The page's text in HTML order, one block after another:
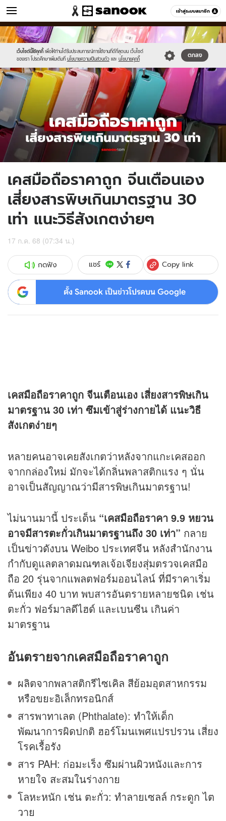
เข้าสู่ระบบสมาชิก
ข่าว หมวดอื่นๆ
เว็บไซต์นี้ใช้คุกกี้ เพื่อให้ท่านได้รับประสบการณ์การใช้งานที่ดีที่สุดบน เว็บไซต์
ของเรา โปรดศึกษาเพิ่มเติมที่ นโยบายความเป็นส่วนตัว และ นโยบายคุกกี้
ตกลง
Sanook
//s.isanook.com/sr/0/images/logo-
new-
sanook.png
600
60
//s.isanook.com/ns/0/ud/1963/9816558/new-
thumbnail1200x720_v2-
20.jpg
เคสมือถือราคาถูก จีนเตือนเอง
เสี่ยงสารพิษเกินมาตรฐาน 30
เท่า แนะวิธีสังเกตง่ายๆ
17 ก.ค. 68 (07:34 น.)
กดฟัง แชร์ Copy link
ตั้ง Sanook เป็นข่าวโปรดบน Google
เคสมือถือราคาถูก จีนเตือนเอง เสี่ยงสารพิษเกิน
มาตรฐาน 30 เท่า ซึมเข้าสู่ร่างกายได้ แนะวิธี
สังเกตง่ายๆ
หลายคนอาจเคยสังเกตว่าหลังจากแกะเคสออก
จากกล่องใหม่ มักจะได้กลิ่นพลาสติกแรง ๆ นั่น
อาจเป็นสัญญาณว่ามีสารพิษเกินมาตรฐาน!
ไม่นานมานี้ ประเด็น “เคสมือถือราคา 9.9 หยวน
อาจมีสารตะกั่วเกินมาตรฐานถึง 30 เท่า” กลาย
เป็นข่าวดังบน Weibo ประเทศจีน หลังสำนักงาน
กำกับดูแลตลาดมณฑลเจ้อเจียงสุ่มตรวจเคสมือ
ถือ 20 รุ่นจากแพลตฟอร์มออนไลน์ ที่มีราคาเริ่ม
ต้นเพียง 40 บาท พบสารอันตรายหลายชนิด เช่น
ตะกั่ว ฟอร์มาลดีไฮด์ และเบนซีน เกินค่า
มาตรฐาน
อันตรายจากเคสมือถือราคาถูก
ผลิตจากพลาสติกรีไซเคิล สีย้อมอุตสาหกรรม
หรือขยะอิเล็กทรอนิกส์
สารพาทาเลต (Phthalate): ทำให้เด็ก
พัฒนาการผิดปกติ ฮอร์โมนเพศแปรปรวน เสี่ยง
โรคเรื้อรัง
สาร PAH: ก่อมะเร็ง ซึมผ่านผิวหนังและการ
หายใจ สะสมในร่างกาย
โลหะหนัก เช่น ตะกั่ว: ทำลายเซลล์ กระดูก ไต
วาย